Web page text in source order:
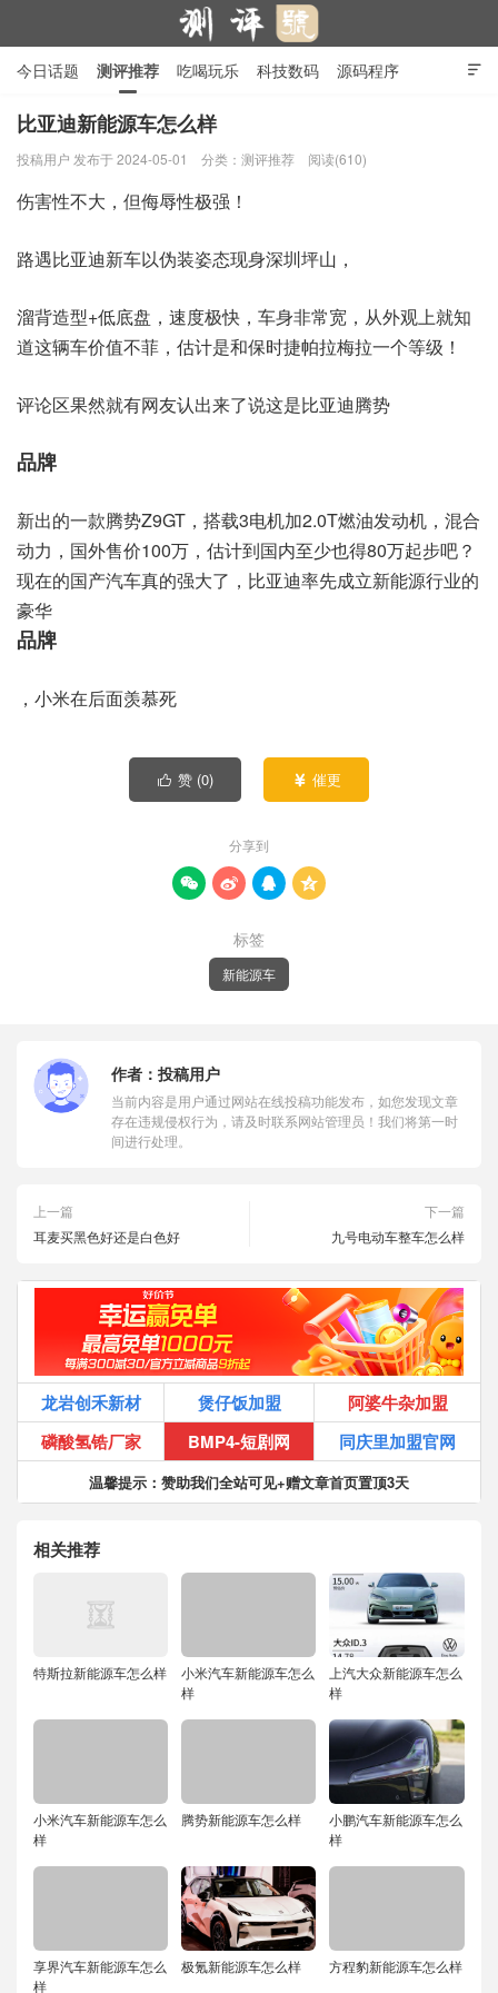

今日话题 测评推荐 吃喝玩乐 科技数码 源码程序
行业产品 在线投稿 隐私政策
比亚迪新能源车怎么样
投稿用户 发布于 2024-05-01 分类： 测评推荐 阅读(610)
伤害性不大，但侮辱性极强！
路遇比亚迪新车以伪装姿态现身深圳坪山，
溜背造型+低底盘，速度极快，车身非常宽，从外观上就知
道这辆车价值不菲，估计是和保时捷帕拉梅拉一个等级！
评论区果然就有网友认出来了说这是比亚迪腾势
品牌
新出的一款腾势Z9GT，搭载3电机加2.0T燃油发动机，混合
动力，国外售价100万，估计到国内至少也得80万起步吧？
现在的国产汽车真的强大了，比亚迪率先成立新能源行业的
豪华
品牌
，小米在后面羡慕死
 赞 (0)  催更
分享到
   
标签
新能源车
作者： 投稿用户
当前内容是用户通过网站在线投稿功能发布，如您发现文章
存在违规侵权行为，请及时联系网站管理员！我们将第一时
间进行处理。
上一篇
耳麦买黑色好还是白色好
下一篇
九号电动车整车怎么样
龙岩创禾新材 煲仔饭加盟
阿婆牛杂加盟
磷酸氢锆厂家
BMP4-短剧网 同庆里加盟官网
温馨提示：赞助我们全站可见+赠文章首页置顶3天
相关推荐
特斯拉新能源车怎么样
小米汽车新能源车怎么
样
上汽大众新能源车怎么
样
小米汽车新能源车怎么
样
腾势新能源车怎么样
小鹏汽车新能源车怎么
样
享界汽车新能源车怎么
样
极氪新能源车怎么样 方程豹新能源车怎么样